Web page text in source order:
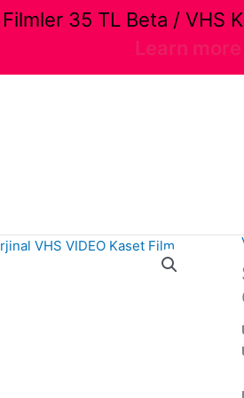
35 TL Beta / VHS
Learn more